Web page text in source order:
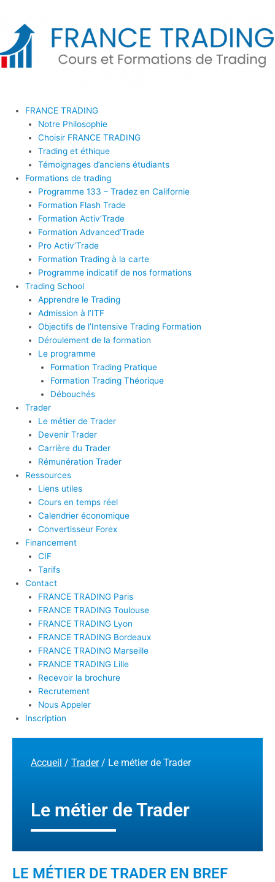
contenu
FRANCE TRADING
Notre Philosophie
Choisir FRANCE TRADING
Trading et éthique
Témoignages d’anciens étudiants
Formations de trading
Programme 133 – Tradez en Californie
Formation Flash Trade
Formation Activ’Trade
Formation Advanced’Trade
Pro Activ’Trade
Formation Trading à la carte
Programme indicatif de nos formations
Trading School
Apprendre le Trading
Admission à l’ITF
Objectifs de l’Intensive Trading Formation
Déroulement de la formation
Le programme
Formation Trading Pratique
Formation Trading Théorique
Débouchés
Trader
Le métier de Trader
Devenir Trader
Carrière du Trader
Rémunération Trader
Ressources
Liens utiles
Cours en temps réel
Calendrier économique
Convertisseur Forex
Financement
CIF
Tarifs
Contact
FRANCE TRADING Paris
FRANCE TRADING Toulouse
FRANCE TRADING Lyon
FRANCE TRADING Bordeaux
FRANCE TRADING Marseille
FRANCE TRADING Lille
Recevoir la brochure
Recrutement
Nous Appeler
Inscription
Accueil /Trader/ Le métier de Trader
Le métier de Trader
LE MÉTIER DE TRADER EN BREF